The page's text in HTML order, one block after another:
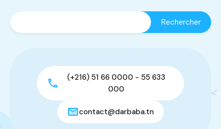
(+216) 51 66 0000 - 55 633
000
contact@darbaba.tn